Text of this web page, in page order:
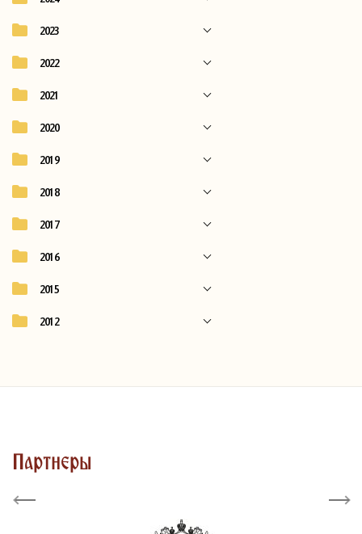
2023
2022
2021
2020
2019
2018
2017
2016
2015
2012
Партнеры
Previous Next